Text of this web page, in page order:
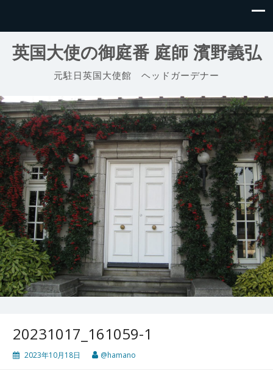
英国大使の御庭番 庭師 濱野義弘
元駐日英国大使館 ヘッドガーデナー
20231017_161059-1
2023年10月18日 @hamano